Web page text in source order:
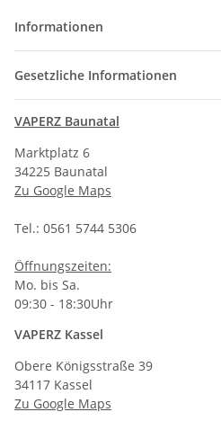
Informationen
Gesetzliche Informationen
VAPERZ Baunatal
Marktplatz 6
34225 Baunatal
Zu Google Maps
Tel.: 0561 5744 5306
Öffnungszeiten:
Mo. bis Sa.
09:30 - 18:30Uhr
VAPERZ Kassel
Obere Königsstraße 39
34117 Kassel
Zu Google Maps